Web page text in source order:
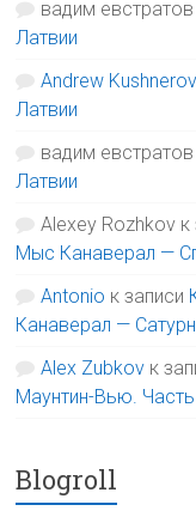
вадим евстратов
Латвии
Andrew Kushnerov
Латвии
вадим евстратов
Латвии
Alexey Rozhkov к
Мыс Канаверал —
Antonio к записи
Канаверал —
Alex Zubkov к
Маунтин-Вью. Часть
Blogroll